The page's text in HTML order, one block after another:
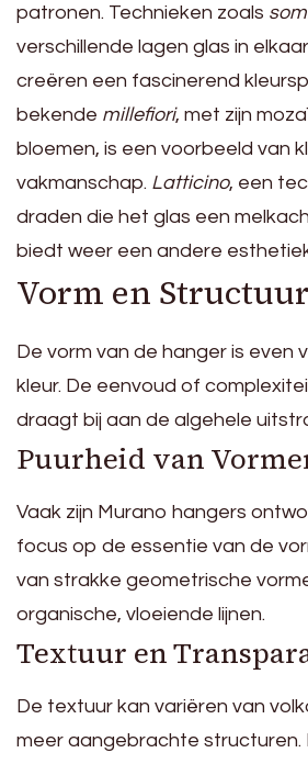
patronen. Technieken zoals
verschillende lagen glas in
creëren een fascinerend
bekende millefiori, met zijn
bloemen, is een voorbeeld van
vakmanschap. Latticino, een
draden die het glas een
biedt weer een andere
Vorm en Structuur
De vorm van de hanger is even
kleur. De eenvoud of
draagt bij aan de algehele
Puurheid van
Vaak zijn Murano hangers
focus op de essentie van de
van strakke geometrische
organische, vloeiende lijnen.
Textuur en
De textuur kan variëren van
meer aangebrachte structuren.